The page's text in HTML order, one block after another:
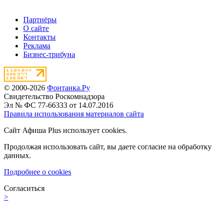
Партнёры
О сайте
Контакты
Реклама
Бизнес-трибуна
© 2000-2026 Фонтанка.Ру
Свидетельство Роскомнадзора
Эл № ФС 77-66333 от 14.07.2016
Правила использования материалов сайта
Сайт Афиша Plus использует cookies.
Продолжая использовать сайт, вы даете согласие на обработку
данных.
Подробнее о cookies
Согласиться
>